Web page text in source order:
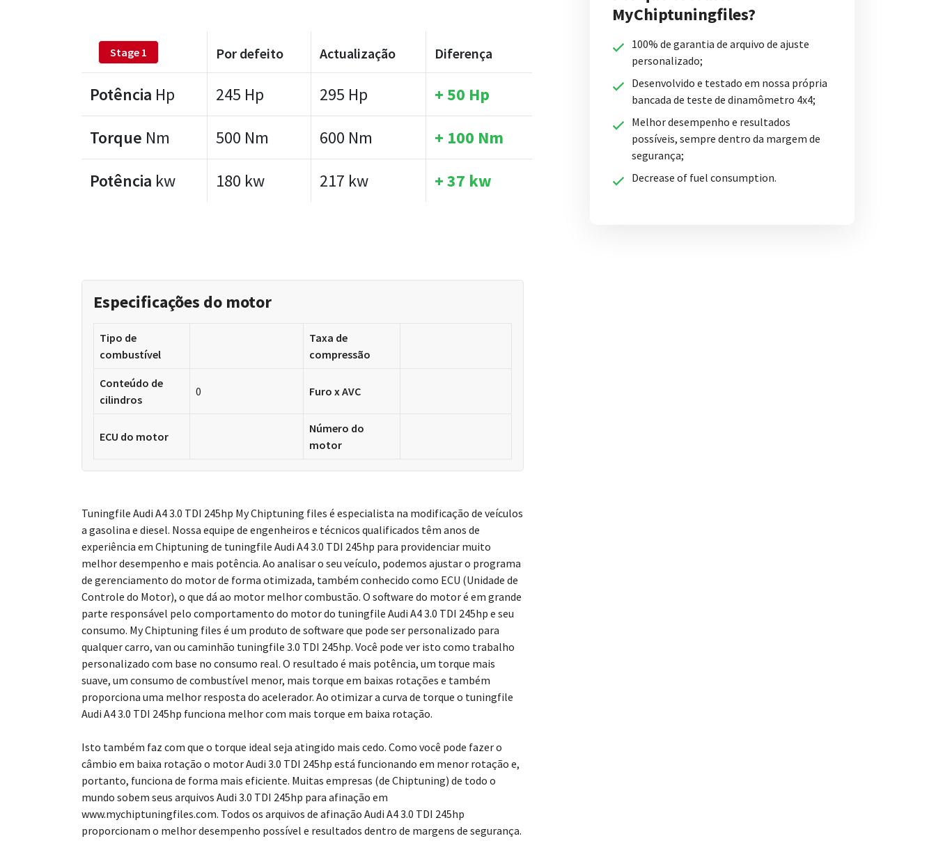
MyChiptuningfiles?
100% de garantia de arquivo de ajuste
personalizado;
Desenvolvido e testado em nossa própria
bancada de teste de dinamômetro 4x4;
Melhor desempenho e resultados
possíveis, sempre dentro da margem de
segurança;
Decrease of fuel consumption.
Stage 1 Por defeito Actualização Diferença
Potência Hp 245 Hp 295 Hp
+ 50 Hp
Torque Nm 500 Nm 600 Nm
+ 100 Nm
Potência kw 180 kw 217 kw + 37 kw
Especificações do motor
Tipo de
combustível
Taxa de
compressão
Conteúdo de
cilindros
0 Furo x AVC
ECU do motor
Número do
motor
Tuningfile Audi A4 3.0 TDI 245hp My Chiptuning files é especialista na modificação de veículos
a gasolina e diesel. Nossa equipe de engenheiros e técnicos qualificados têm anos de
experiência em Chiptuning de tuningfile Audi A4 3.0 TDI 245hp para providenciar muito
melhor desempenho e mais potência. Ao analisar o seu veículo, podemos ajustar o programa
de gerenciamento do motor de forma otimizada, também conhecido como ECU (Unidade de
Controle do Motor), o que dá ao motor melhor combustão. O software do motor é em grande
parte responsável pelo comportamento do motor do tuningfile Audi A4 3.0 TDI 245hp e seu
consumo. My Chiptuning files é um produto de software que pode ser personalizado para
qualquer carro, van ou caminhão tuningfile 3.0 TDI 245hp. Você pode ver isto como trabalho
personalizado com base no consumo real. O resultado é mais potência, um torque mais
suave, um consumo de combustível menor, mais torque em baixas rotações e também
proporciona uma melhor resposta do acelerador. Ao otimizar a curva de torque o tuningfile
Audi A4 3.0 TDI 245hp funciona melhor com mais torque em baixa rotação.
Isto também faz com que o torque ideal seja atingido mais cedo. Como você pode fazer o
câmbio em baixa rotação o motor Audi 3.0 TDI 245hp está funcionando em menor rotação e,
portanto, funciona de forma mais eficiente. Muitas empresas (de Chiptuning) de todo o
mundo sobem seus arquivos Audi 3.0 TDI 245hp para afinação em
www.mychiptuningfiles.com. Todos os arquivos de afinação Audi A4 3.0 TDI 245hp
proporcionam o melhor desempenho possível e resultados dentro de margens de segurança.